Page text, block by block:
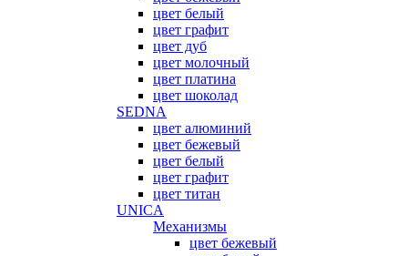
цвет белый
цвет графит
цвет дуб
цвет молочный
цвет платина
цвет шоколад
SEDNA
цвет алюминий
цвет бежевый
цвет белый
цвет графит
цвет титан
UNICA
Механизмы
цвет бежевый